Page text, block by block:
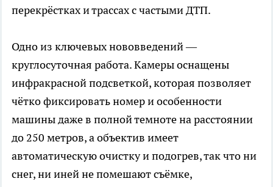
перекрёстках и трассах с частыми ДТП.
Одно из ключевых нововведений —
круглосуточная работа. Камеры оснащены
инфракрасной подсветкой, которая позволяет
чётко фиксировать номер и особенности
машины даже в полной темноте на расстоянии
до 250 метров, а объектив имеет
автоматическую очистку и подогрев, так что ни
снег, ни иней не помешают съёмке,